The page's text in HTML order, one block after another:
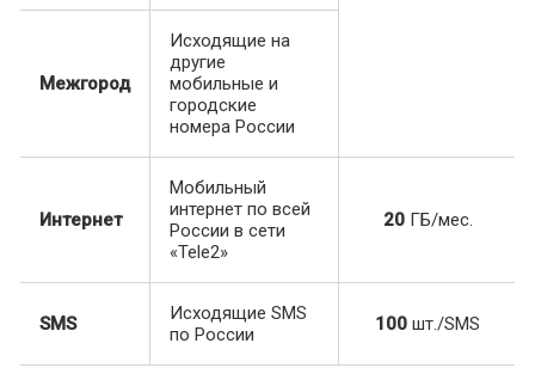
Межгород
Исходящие на
другие
мобильные и
городские
номера России
Интернет
Мобильный
интернет по всей
России в сети
«Tele2»
20ГБ/мес.
SMS
Исходящие SMS
по России
100 шт./SMS